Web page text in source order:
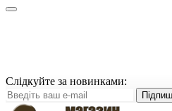
Слідкуйте за новинками: